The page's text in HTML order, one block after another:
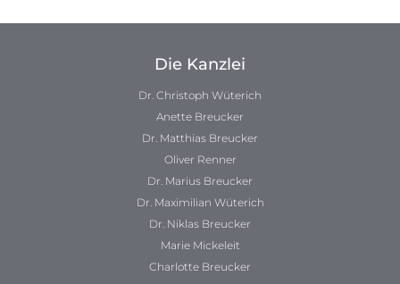
Die Kanzlei
Dr. Christoph Wüterich
Anette Breucker
Dr. Matthias Breucker
Oliver Renner
Dr. Marius Breucker
Dr. Maximilian Wüterich
Dr. Niklas Breucker
Marie Mickeleit
Charlotte Breucker